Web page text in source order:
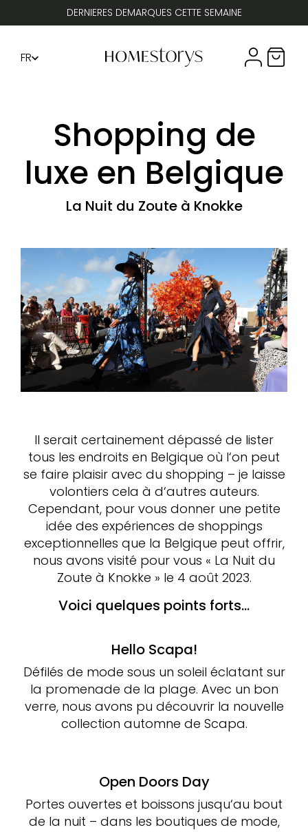
DERNIERES DEMARQUES CETTE SEMAINE
FR
Shopping de
luxe en Belgique
La Nuit du Zoute à Knokke
Il serait certainement dépassé de lister
tous les endroits en Belgique où l‘on peut
se faire plaisir avec du shopping – je laisse
volontiers cela à d‘autres auteurs.
Cependant, pour vous donner une petite
idée des expériences de shoppings
exceptionnelles que la Belgique peut offrir,
nous avons visité pour vous « La Nuit du
Zoute à Knokke » le 4 août 2023.
Voici quelques points forts…
Hello Scapa!
Défilés de mode sous un soleil éclatant sur
la promenade de la plage. Avec un bon
verre, nous avons pu découvrir la nouvelle
collection automne de Scapa.
Open Doors Day
Portes ouvertes et boissons jusqu‘au bout
de la nuit – dans les boutiques de mode,